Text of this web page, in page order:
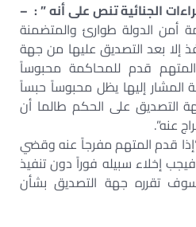
أمن الدولة طوارئ والمتضمنة
إلا بعد التصديق عليها من جهة
قدم للمحاكمة محبوساً
المشار إليها يظل محبوساً حبساً
التصديق على الحكم طالما أن
عنه”.
قدم المتهم مفرجاً عنه وقضي
إخلاء سبيله فوراً دون تنفيذ
سوف تقرره جهة التصديق بشأن